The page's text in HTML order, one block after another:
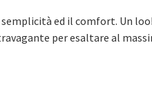
ed il comfort. Un
per esaltare al